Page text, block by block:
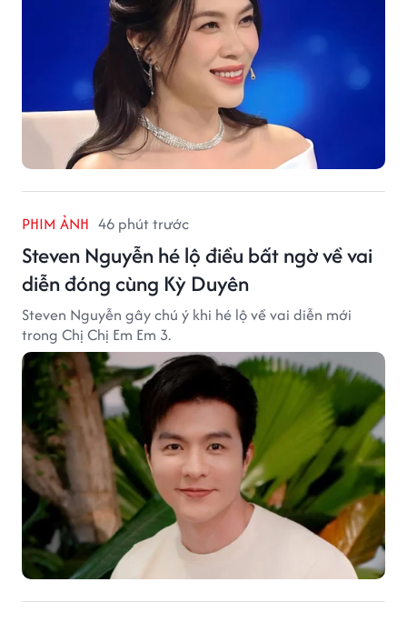
PHIM ẢNH 46 phút trước
Steven Nguyễn hé lộ điều bất ngờ về vai
diễn đóng cùng Kỳ Duyên
Steven Nguyễn gây chú ý khi hé lộ về vai diễn mới
trong Chị Chị Em Em 3.